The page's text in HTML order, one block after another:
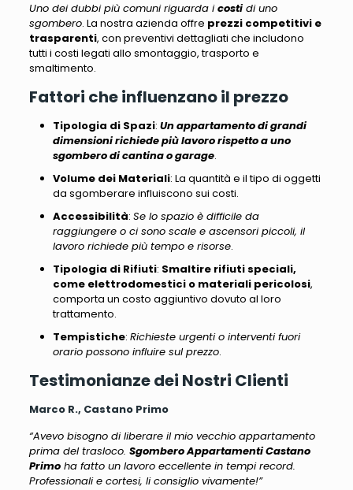
Uno dei dubbi più comuni riguarda icostidi uno
sgombero. La nostra azienda offre prezzi competitivi e
trasparenti, con preventivi dettagliati che includono
tutti i costi legati allo smontaggio, trasporto e
smaltimento.
Fattori che influenzano il prezzo
Tipologia di Spazi: Un appartamento di grandi
dimensioni richiede più lavoro rispetto a uno
sgombero di cantina o garage.
Volume dei Materiali: La quantità e il tipo di oggetti
da sgomberare influiscono sui costi.
Accessibilità: Se lo spazio è difficile da
raggiungere o ci sono scale e ascensori piccoli, il
lavoro richiede più tempo e risorse.
Tipologia di Rifiuti: Smaltire rifiuti speciali,
come elettrodomestici o materiali pericolosi,
comporta un costo aggiuntivo dovuto al loro
trattamento.
Tempistiche: Richieste urgenti o interventi fuori
orario possono influire sul prezzo.
Testimonianze dei Nostri Clienti
Marco R., Castano Primo
“Avevo bisogno di liberare il mio vecchio appartamento
prima del trasloco. Sgombero Appartamenti Castano
Primoha fatto un lavoro eccellente in tempi record.
Professionali e cortesi, li consiglio vivamente!”